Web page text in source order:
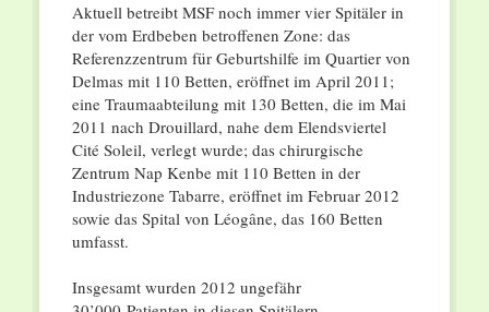
Aktuell betreibt MSF noch immer vier Spitäler in
der vom Erdbeben betroffenen Zone: das
Referenzzentrum für Geburtshilfe im Quartier von
Delmas mit 110 Betten, eröffnet im April 2011;
eine Traumaabteilung mit 130 Betten, die im Mai
2011 nach Drouillard, nahe dem Elendsviertel
Cité Soleil, verlegt wurde; das chirurgische
Zentrum Nap Kenbe mit 110 Betten in der
Industriezone Tabarre, eröffnet im Februar 2012
sowie das Spital von Léogâne, das 160 Betten
umfasst.
Insgesamt wurden 2012 ungefähr